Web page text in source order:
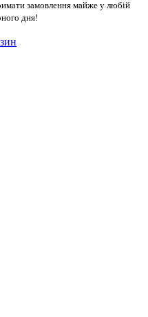
замовлення майже у любій
дня!